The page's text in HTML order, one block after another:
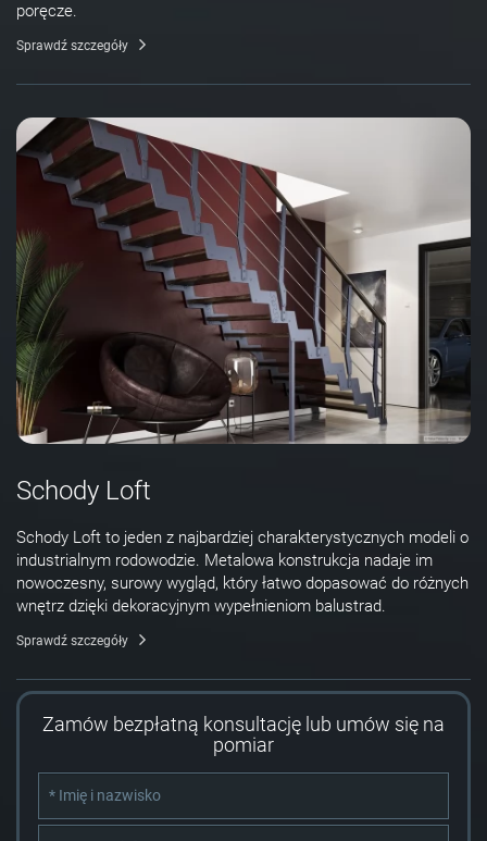
poręcze.
Sprawdź szczegóły
Schody Loft
Schody Loft to jeden z najbardziej charakterystycznych modeli o
industrialnym rodowodzie. Metalowa konstrukcja nadaje im
nowoczesny, surowy wygląd, który łatwo dopasować do różnych
wnętrz dzięki dekoracyjnym wypełnieniom balustrad.
Sprawdź szczegóły
Zamów bezpłatną konsultację lub umów się na
pomiar